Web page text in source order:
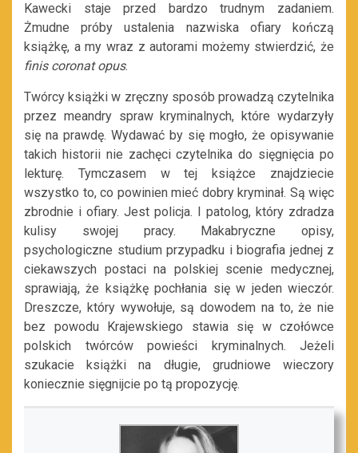
Kawecki staje przed bardzo trudnym zadaniem.
Żmudne próby ustalenia nazwiska ofiary kończą
książkę, a my wraz z autorami możemy stwierdzić, że
finis coronat opus.
Twórcy książki w zręczny sposób prowadzą czytelnika
przez meandry spraw kryminalnych, które wydarzyły
się na prawdę. Wydawać by się mogło, że opisywanie
takich historii nie zachęci czytelnika do sięgnięcia po
lekturę. Tymczasem w tej książce znajdziecie
wszystko to, co powinien mieć dobry kryminał. Są więc
zbrodnie i ofiary. Jest policja. I patolog, który zdradza
kulisy swojej pracy. Makabryczne opisy,
psychologiczne studium przypadku i biografia jednej z
ciekawszych postaci na polskiej scenie medycznej,
sprawiają, że książkę pochłania się w jeden wieczór.
Dreszcze, który wywołuje, są dowodem na to, że nie
bez powodu Krajewskiego stawia się w czołówce
polskich twórców powieści kryminalnych. Jeżeli
szukacie książki na długie, grudniowe wieczory
koniecznie sięgnijcie po tą propozycję.